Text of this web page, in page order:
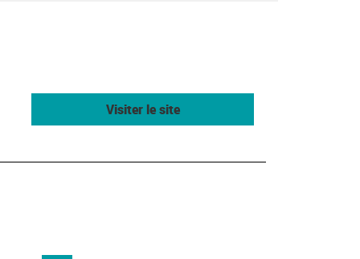
Visiter le site